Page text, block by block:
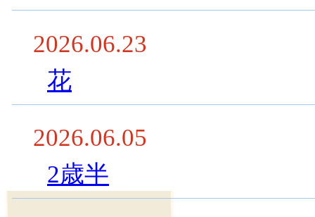
2026.06.23
花
2026.06.05
2歳半